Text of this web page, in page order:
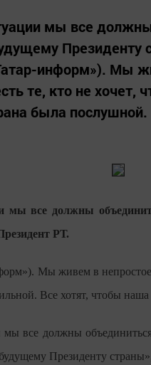
мы все
Президенту
информ»). Мы
те, кто не хочет,
была послушной.
мы все должны
РТ.
Мы живем в
Все хотят, чтобы
мы все должны
Президенту